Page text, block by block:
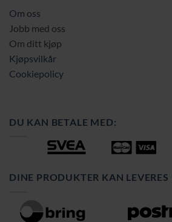
Om oss
Jobb med oss
Om ditt kjøp
Kjøpsvilkår
Cookiepolicy
DU KAN BETALE MED:
DINE PRODUKTER KAN LEVERES